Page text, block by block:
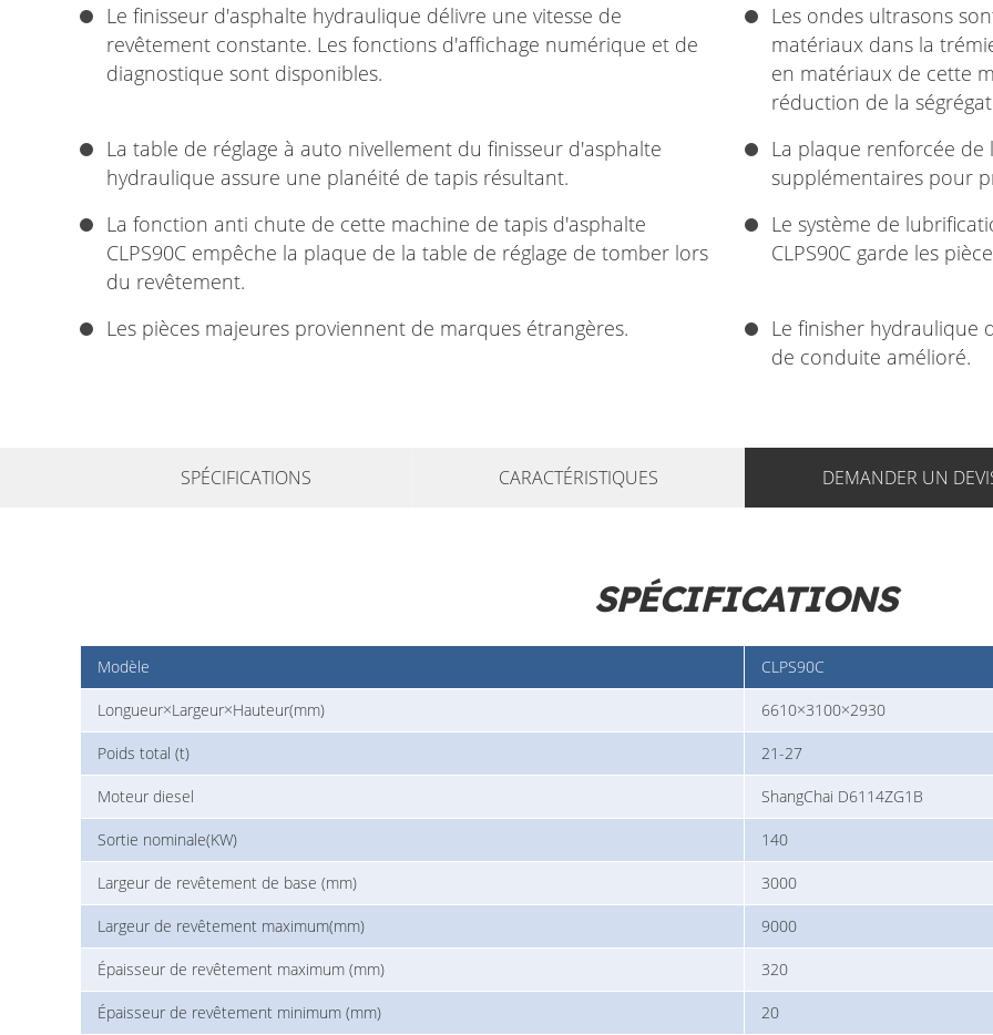
Le finisseur d'asphalte hydraulique délivre une vitesse de
revêtement constante. Les fonctions d'affichage numérique et de
diagnostique sont disponibles.
Les ondes ultrasons
matériaux dans la
en matériaux de cette
réduction de la
La table de réglage à auto nivellement du finisseur d'asphalte
hydraulique assure une planéité de tapis résultant.
La plaque renforcée
supplémentaires pour
La fonction anti chute de cette machine de tapis d'asphalte
CLPS90C empêche la plaque de la table de réglage de tomber lors
du revêtement.
Le système de
CLPS90C garde les
Les pièces majeures proviennent de marques étrangères.
Le finisher hydraulique
de conduite amélioré.
SPÉCIFICATIONS CARACTÉRISTIQUES DEMANDER UN
SPÉCIFICATIONS
Modèle CLPS90C
Longueur×Largeur×Hauteur(mm) 6610×3100×2930
Poids total (t) 21-27
Moteur diesel ShangChai D6114ZG1B
Sortie nominale(KW) 140
Largeur de revêtement de base (mm) 3000
Largeur de revêtement maximum(mm) 9000
Épaisseur de revêtement maximum (mm) 320
Épaisseur de revêtement minimum (mm) 20